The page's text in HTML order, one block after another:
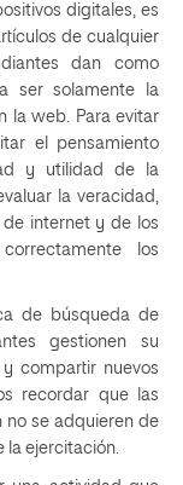
digitales, es
de cualquier
dan como
ser solamente la
la web. Para evitar
el pensamiento
y utilidad de la
la veracidad,
internet y de los
los
de búsqueda de
gestionen su
compartir nuevos
recordar que las
no se adquieren de
la ejercitación.